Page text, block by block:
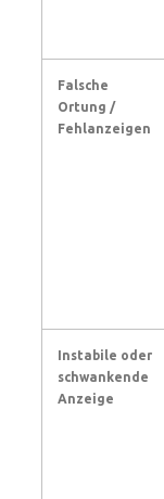
Falsche
Ortung /
Fehlanzeigen
Instabile oder
schwankende
Anzeige